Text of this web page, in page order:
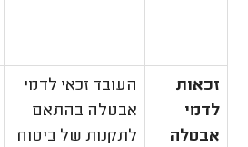
זכאות
לדמי
אבטלה
העובד זכאי לדמי
אבטלה בהתאם
לתקנות של ביטוח